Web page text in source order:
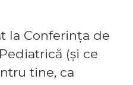
la Conferința de
(și ce
tine, ca